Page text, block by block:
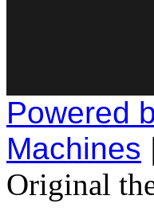
Powered
Machines
Original